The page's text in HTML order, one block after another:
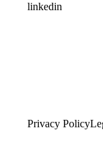
linkedin
Privacy Policy